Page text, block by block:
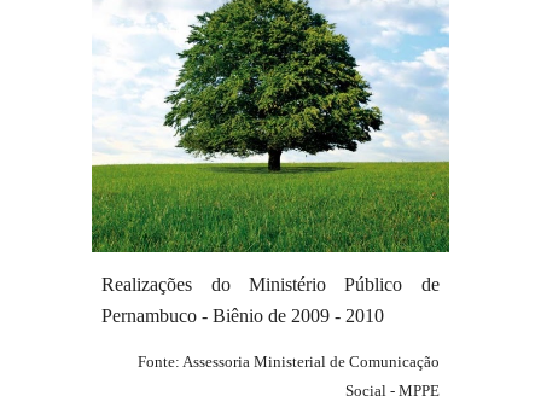
Realizações do Ministério Público de
Pernambuco - Biênio de 2009 - 2010
Fonte: Assessoria Ministerial de Comunicação
Social - MPPE